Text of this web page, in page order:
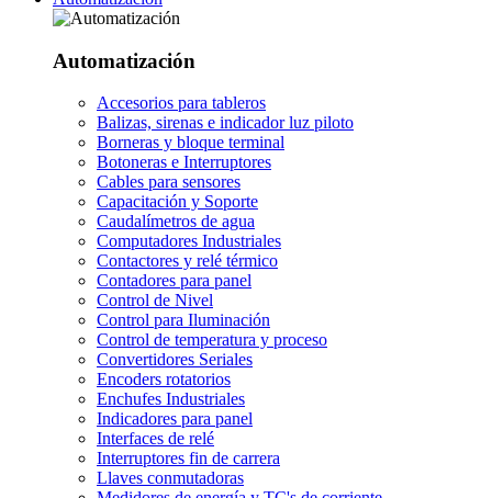
Automatización
Accesorios para tableros
Balizas, sirenas e indicador luz piloto
Borneras y bloque terminal
Botoneras e Interruptores
Cables para sensores
Capacitación y Soporte
Caudalímetros de agua
Computadores Industriales
Contactores y relé térmico
Contadores para panel
Control de Nivel
Control para Iluminación
Control de temperatura y proceso
Convertidores Seriales
Encoders rotatorios
Enchufes Industriales
Indicadores para panel
Interfaces de relé
Interruptores fin de carrera
Llaves conmutadoras